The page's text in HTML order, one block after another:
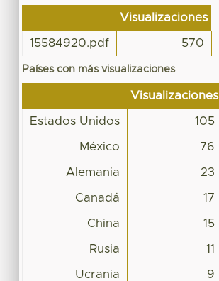
Visualizaciones
15584920.pdf 570
Países con más visualizaciones
Visualizaciones
Estados Unidos 105
México 76
Alemania 23
Canadá 17
China 15
Rusia 11
Ucrania 9